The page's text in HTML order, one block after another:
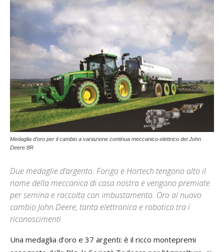
Medaglia d’oro per il cambio a variazione continua meccanico-elettrico dei John
Deere 8R
Due medaglie d’argento. Forigo e Hortech tengono alto il
nome della meccanica di casa nostra e vengono premiate
per semina e raccolta con imbustamento. Oro al nuovo
cambio John Deere, tanta elettronica e robotica tra i
riconoscimenti
Una medaglia d’oro e 37 argenti: è il ricco montepremi